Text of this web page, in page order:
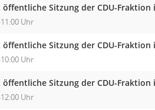
Sitzung der CDU-Fraktion
Uhr
Sitzung der CDU-Fraktion
Uhr
Sitzung der CDU-Fraktion
Uhr